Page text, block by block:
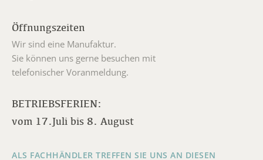
Öffnungszeiten
Wir sind eine Manufaktur.
Sie können uns gerne besuchen mit
telefonischer Voranmeldung.
BETRIEBSFERIEN:
vom 17.Juli bis 8. August
ALS FACHHÄNDLER TREFFEN SIE UNS AN DIESEN